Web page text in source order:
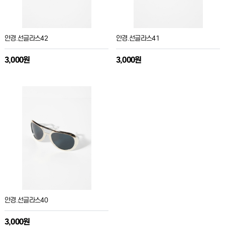
안경.선글라스42
3,000원
안경.선글라스41
3,000원
안경.선글라스40
3,000원